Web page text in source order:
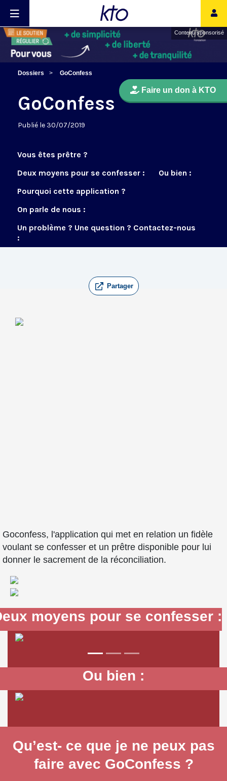
Contenu sponsorisé
Dossiers GoConfess
Faire un don à KTO
GoConfess
Publié le 30/07/2019
Vous êtes prêtre ?
Deux moyens pour se confesser :
Ou bien :
Pourquoi cette application ?
On parle de nous :
Un problème ? Une question ? Contactez-nous
:
Partager
Goconfess, l'application qui met en relation un fidèle
voulant se confesser et un prêtre disponible pour lui
donner le sacrement de la réconciliation.
moyens pour se confesser :
Ou bien :
Qu’est- ce que je ne peux pas
faire avec GoConfess ?